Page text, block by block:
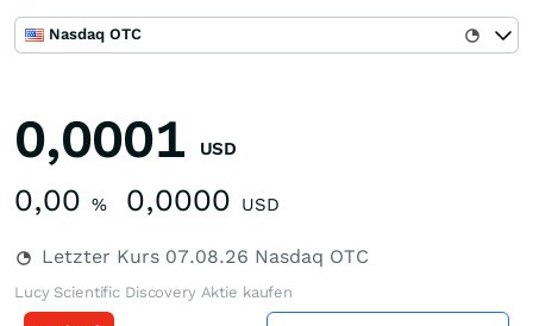
Nasdaq OTC
0,0001 USD
0,00 % 0,0000 USD
Letzter Kurs 07.08.26 Nasdaq OTC
Lucy Scientific Discovery Aktie kaufen